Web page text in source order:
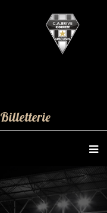
Billetterie